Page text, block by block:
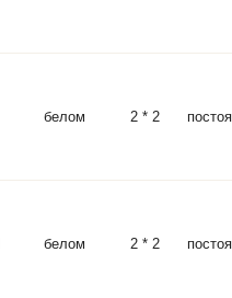
белом 2 * 2
белом 2 * 2